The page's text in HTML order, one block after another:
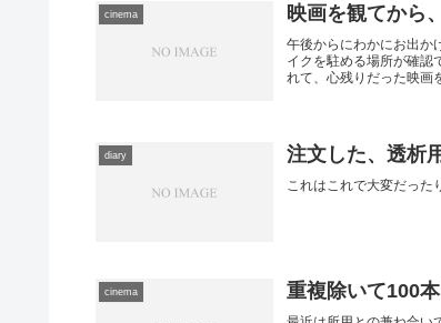
cinema 映画を観てから
午後からにわかにお出
イクを駐める場所が確
れて、心残りだった映画
diary 注文した、透析
これはこれで大変だった
cinema 重複除いて100本